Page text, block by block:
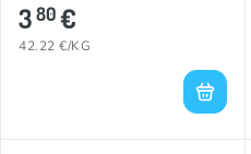
380€
42.22 €/KG